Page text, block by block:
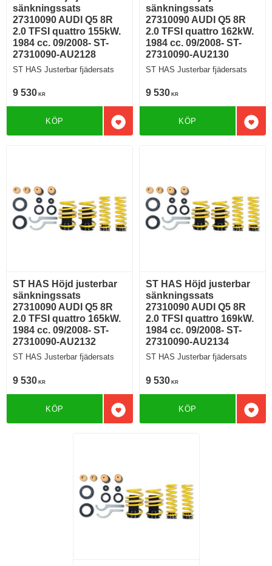
sänkningssats
27310090 AUDI Q5 8R
2.0 TFSI quattro 155kW.
1984 cc. 09/2008- ST-
27310090-AU2128
ST HAS Justerbar fjädersats
9 530 KR
Lägg till i favoriter
KÖP
sänkningssats
27310090 AUDI Q5 8R
2.0 TFSI quattro 162kW.
1984 cc. 09/2008- ST-
27310090-AU2130
ST HAS Justerbar fjädersats
9 530 KR
KÖP
ST HAS Höjd justerbar
sänkningssats
27310090 AUDI Q5 8R
2.0 TFSI quattro 165kW.
1984 cc. 09/2008- ST-
27310090-AU2132
ST HAS Justerbar fjädersats
9 530 KR
Lägg till i favoriter
KÖP
ST HAS Höjd justerbar
sänkningssats
27310090 AUDI Q5 8R
2.0 TFSI quattro 169kW.
1984 cc. 09/2008- ST-
27310090-AU2134
ST HAS Justerbar fjädersats
9 530 KR
KÖP